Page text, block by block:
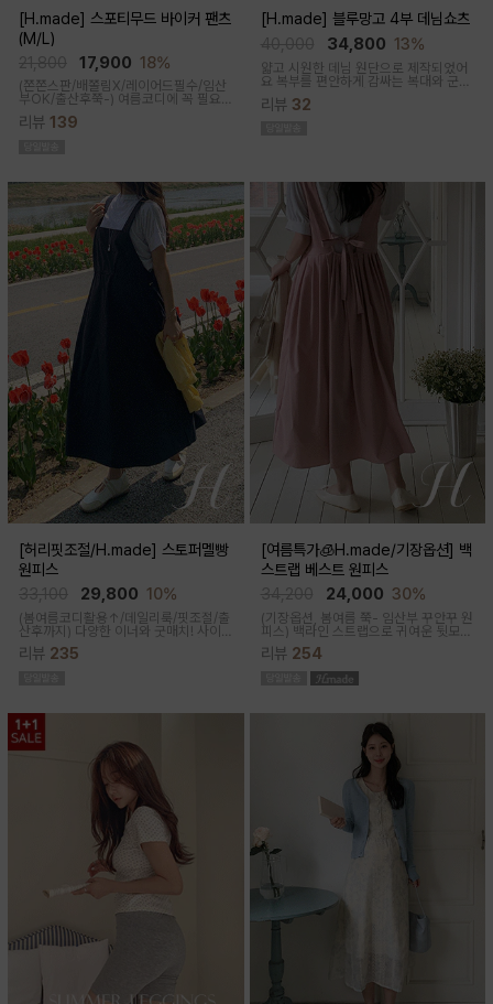
[H.made] 스포티무드 바이커 팬츠
(M/L)
17,900 18%
(쫀쫀스판/배쫄림X/레이어드필수/임산
부OK/출산후쭉-) 여름코디에 꼭 필요
츠!쫀쫀한 다리라인과 배부분은 부드럽
리뷰 139
[H.made] 블루망고 4부 데님쇼츠
34,800 13%
얇고 시원한 데님 원단으로 제작되었어
요 복부를 편안하게 감싸는 복대와 군살
스티치로 실용성과 포인트를 더했어요
리뷰 32
[허리핏조절/H.made] 스토퍼멜빵
원피스
29,800 10%
(봄여름코디활용↑/데일리룩/핏조절/출
산후까지) 다양한 이너와 굿매치! 사이
드 스토퍼로 출산전후 예쁜핏 완성되는
캐쥬얼한 무드의 뷔스티에 원피스에요
리뷰 235
[여름특가🧊H.made/기장옵션] 백
스트랩 베스트 원피스
24,000 30%
(기장옵션, 봄여름 쭉- 임산부 꾸안꾸 원
피스) 백라인 스트랩으로 귀여운 뒷모습
으로 연출해주는 기특한 원피스, 바스락
한 소재로 착용감이 가벼워요
리뷰 254